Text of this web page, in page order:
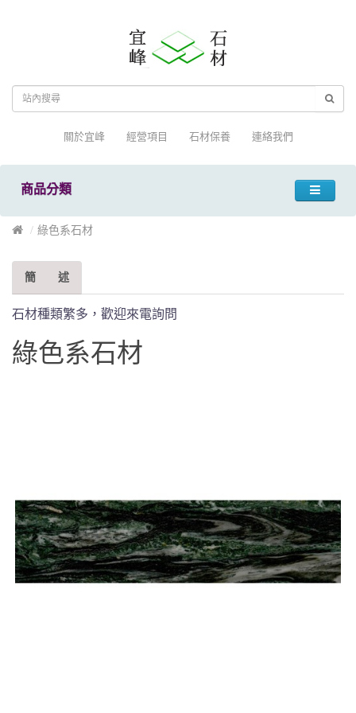
關於宜峰 經營項目 石材保養 連絡我們
商品分類
綠色系石材
簡 述
石材種類繁多，歡迎來電詢問
綠色系石材